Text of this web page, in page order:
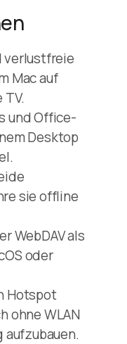
verlustfreie
Mac auf
TV.
und Office-
Desktop
sie offline
WebDAV als
oder
Hotspot
ohne WLAN
aufzubauen.